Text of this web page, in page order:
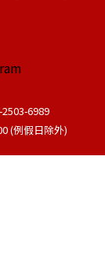
6989
(例假日除外)